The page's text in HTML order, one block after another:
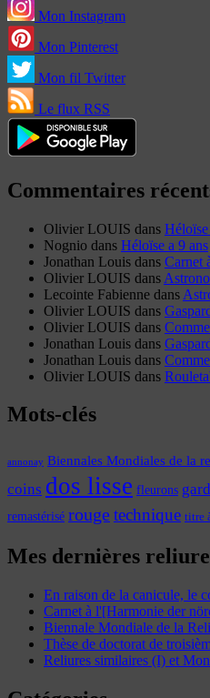
Mon Instagram
Mon Pinterest
Mon fil Twitter
Le flux RSS
Commentaires
Olivier LOUIS dans
Nognio dans Héloïse a 9 ans
Jonathan Louis dans Carnet
Olivier LOUIS dans
Lecointe Fabienne dans
Olivier LOUIS dans
Olivier LOUIS dans
Jonathan Louis dans
Jonathan Louis dans
Olivier LOUIS dans
Mots-clés
annonay Biennales Mondiales de la
coins dos lisse fleurons
remastérisé rougetechnique titre
Mes dernières
En raison de la canicule, le
Carnet à l'[Harmonie der
Biennale Mondiale de la
Thèse de doctorat de
Reliures similaires (I) et